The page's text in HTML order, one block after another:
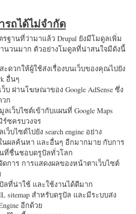
รถได้ไม่จำกัด
ฐานที่ว่ามาแล้ว Drupal ยังมีโมดูลเพิ่ม
นวนมาก ตัวอย่างโมดูลที่น่าสนใจมีดังนี้
ดวกให้ผู้ใช้ส่งเรื่องบนเว็บของคุณไปยัง
อื่นๆ
บ ผ่านโฆษณาของ Google AdSense ซึ่ง
วก
เว็บไซต์เข้ากับแผนที่ Google Maps
ร์ซครบวงจร
ว็บไซต์ไปยัง search engine อย่าง
ผลค้นหา และอื่นๆ อีกมากมาย กับการ
ที่ชื่นชอบดรูปัลทั่วโลก
การ การแสดงผลของหน้าตาเว็บไซต์
ลที่น่าใช้ และใช้งานได้ดีมาก
sitemap สำหรับดรูปัล และมีระบบส่ง
อีกด้วย